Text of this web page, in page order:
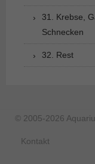
31. Krebse,
Schnecken
32. Rest
© 2005-2026
Kontakt